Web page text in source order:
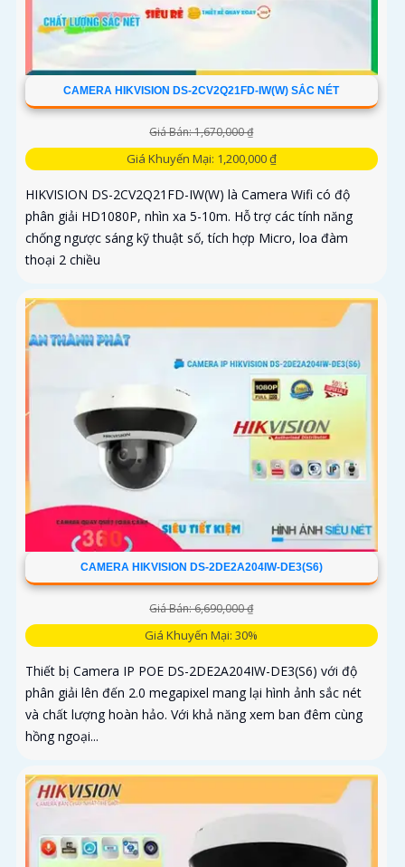
CAMERA HIKVISION DS-2CV2Q21FD-IW(W) SẮC NÉT
Giá Bán: 1,670,000 ₫
Giá Khuyến Mại: 1,200,000 ₫
HIKVISION DS-2CV2Q21FD-IW(W) là Camera Wifi có độ
phân giải HD1080P, nhìn xa 5-10m. Hỗ trợ các tính năng
chống ngược sáng kỹ thuật số, tích hợp Micro, loa đàm
thoại 2 chiều
CAMERA HIKVISION DS-2DE2A204IW-DE3(S6)
Giá Bán: 6,690,000 ₫
Giá Khuyến Mại: 30%
Thiết bị Camera IP POE DS-2DE2A204IW-DE3(S6) với độ
phân giải lên đến 2.0 megapixel mang lại hình ảnh sắc nét
và chất lượng hoàn hảo. Với khả năng xem ban đêm cùng
hồng ngoại...